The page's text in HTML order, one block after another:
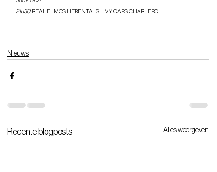
21u30: REAL ELMOS HERENTALS – MY CARS CHARLEROI
Nieuws
Recente blogposts Alles weergeven